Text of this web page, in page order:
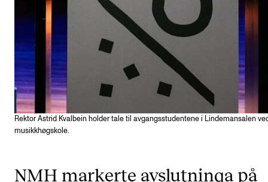
Samarbeidsprosjekter
Nettverk
IN.TUNE
AKTUELT
Arrangementer og konserter
Rektor Astrid Kvalbein holder tale til avgangsstudentene i Lindemansalen
musikkhøgskole.
NMH markerte avslutninga på